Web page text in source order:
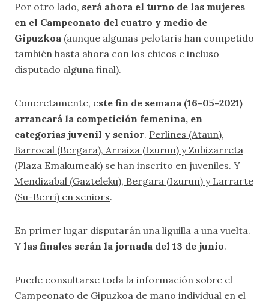
Por otro lado, será ahora el turno de las mujeres
en el Campeonato del cuatro y medio de
Gipuzkoa (aunque algunas pelotaris han competido
también hasta ahora con los chicos e incluso
disputado alguna final).
Concretamente, este fin de semana (16-05-2021)
arrancará la competición femenina, en
categorías juvenil y senior. Perlines (Ataun),
Barrocal (Bergara), Arraiza (Izurun) y Zubizarreta
(Plaza Emakumeak) se han inscrito en juveniles. Y
Mendizabal (Gazteleku), Bergara (Izurun) y Larrarte
(Su-Berri) en seniors.
En primer lugar disputarán una liguilla a una vuelta.
Y las finales serán la jornada del 13 de junio.
Puede consultarse toda la información sobre el
Campeonato de Gipuzkoa de mano individual en el